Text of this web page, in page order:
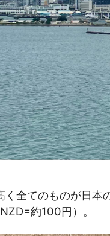
く全てのものが日本
約100円）。